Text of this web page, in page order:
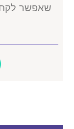
שאפשר